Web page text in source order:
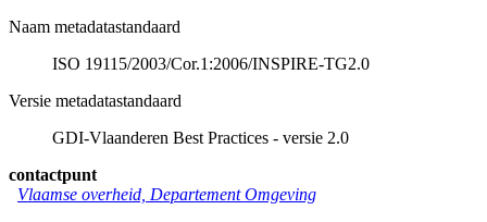
Naam metadatastandaard
ISO 19115/2003/Cor.1:2006/INSPIRE-TG2.0
Versie metadatastandaard
GDI-Vlaanderen Best Practices - versie 2.0
contactpunt
Vlaamse overheid, Departement Omgeving